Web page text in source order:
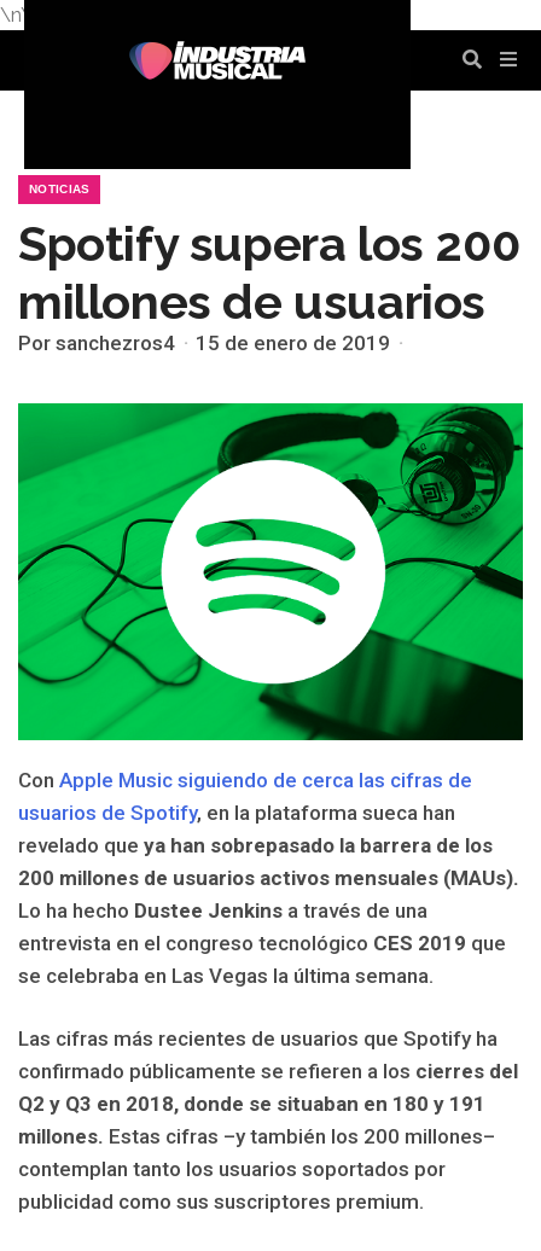
\n\n
NOTICIAS
Spotify supera los 200
millones de usuarios
Por sanchezros4 15 de enero de 2019
Con Apple Music siguiendo de cerca las cifras de
usuarios de Spotify, en la plataforma sueca han
revelado que ya han sobrepasado la barrera de los
200 millones de usuarios activos mensuales (MAUs).
Lo ha hecho Dustee Jenkins a través de una
entrevista en el congreso tecnológico CES 2019 que
se celebraba en Las Vegas la última semana.
Las cifras más recientes de usuarios que Spotify ha
confirmado públicamente se refieren a los cierres del
Q2 y Q3 en 2018, donde se situaban en 180 y 191
millones. Estas cifras –y también los 200 millones–
contemplan tanto los usuarios soportados por
publicidad como sus suscriptores premium.